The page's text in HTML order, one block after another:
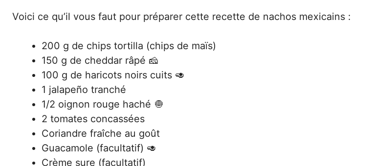
Voici ce qu’il vous faut pour préparer cette recette de nachos mexicains :
200 g de chips tortilla (chips de maïs)
150 g de cheddar râpé 🧀
100 g de haricots noirs cuits 🥑
1 jalapeño tranché
1/2 oignon rouge haché 🧅
2 tomates concassées
Coriandre fraîche au goût
Guacamole (facultatif) 🥑
Crème sure (facultatif)